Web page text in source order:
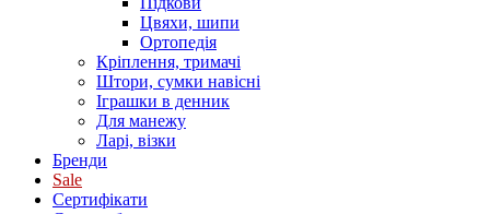
Цвяхи, шипи
Ортопедія
Кріплення, тримачі
Штори, сумки навісні
Іграшки в денник
Для манежу
Ларі, візки
Бренди
Sale
Сертифікати